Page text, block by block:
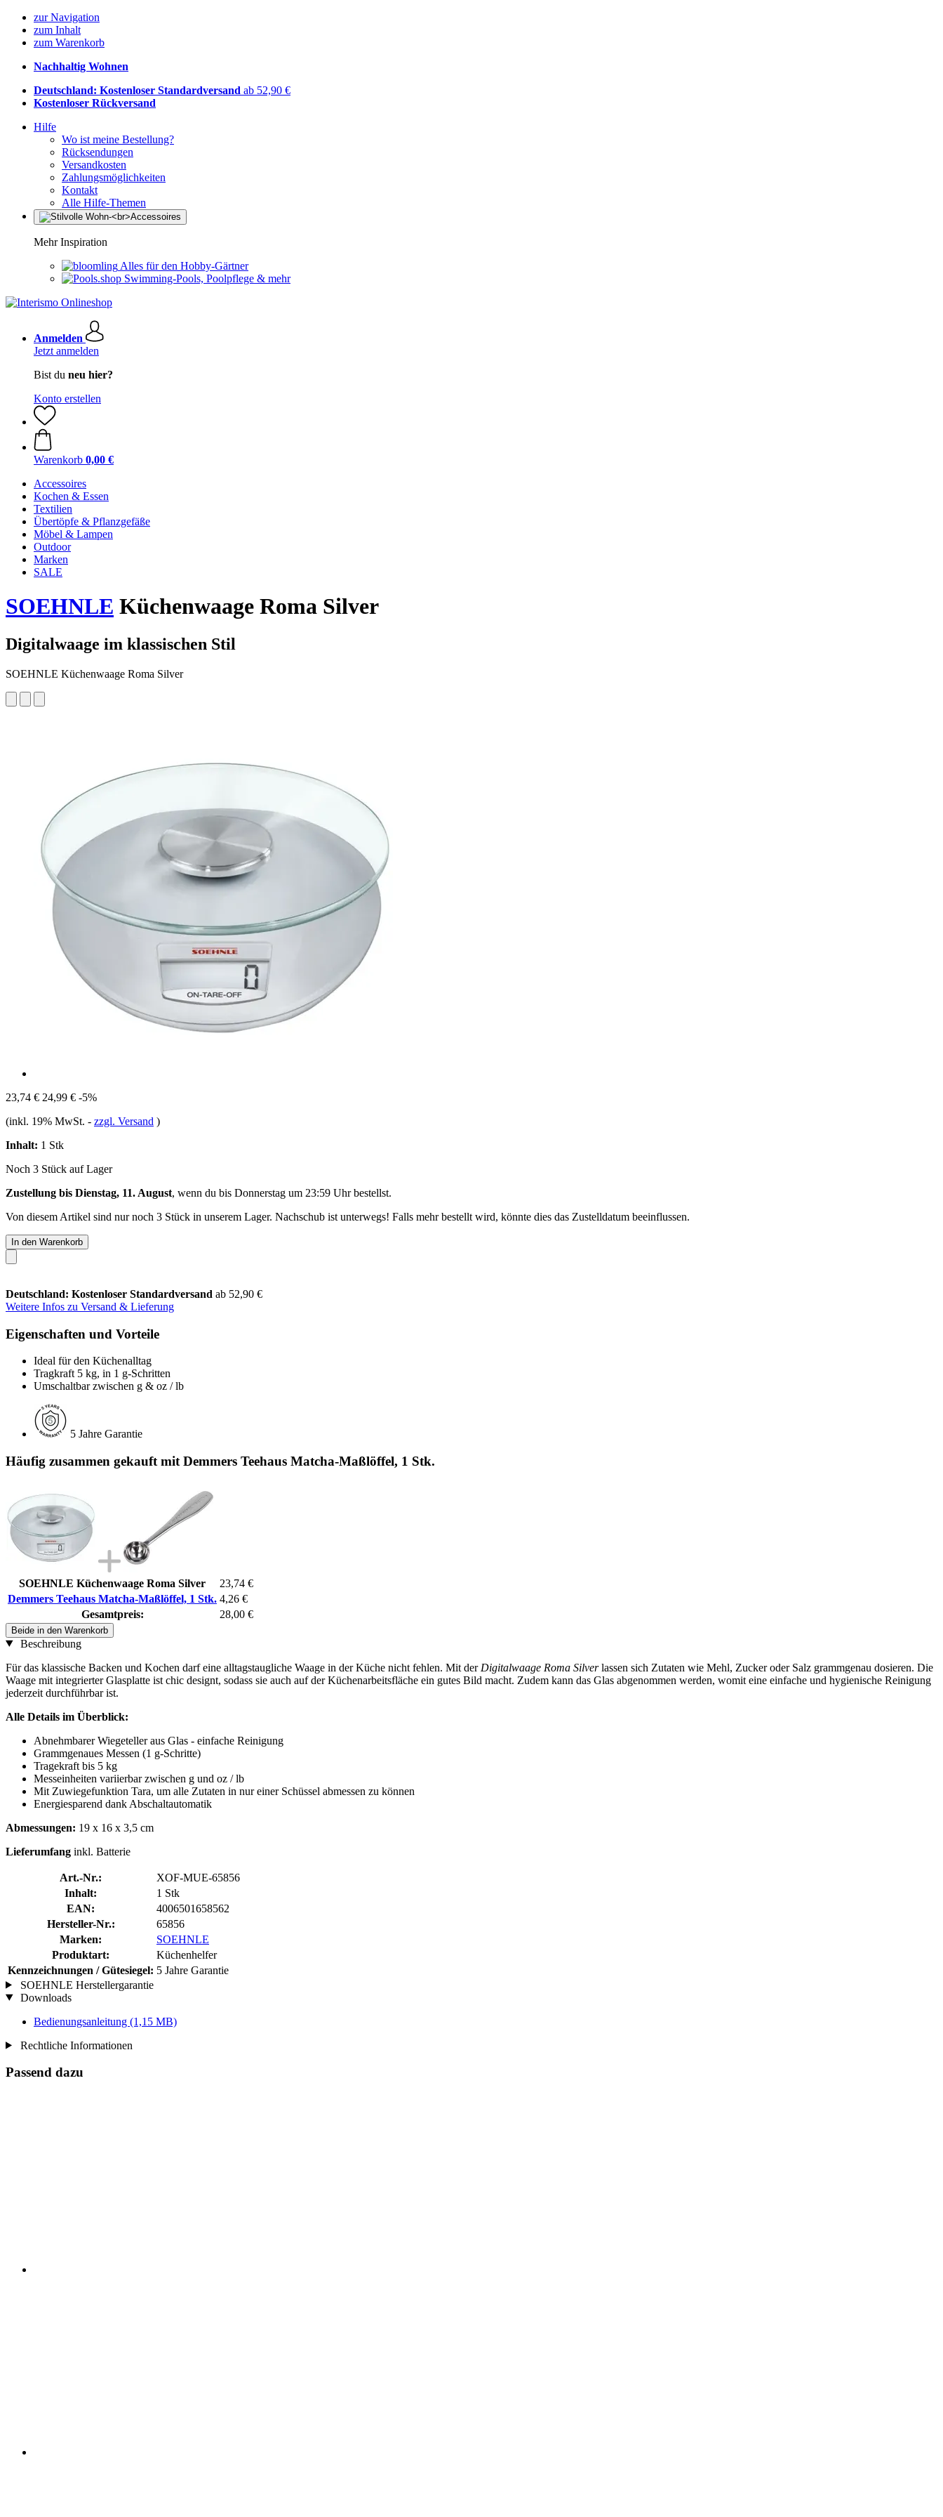
zur Navigation
zum Inhalt
zum Warenkorb
Nachhaltig Wohnen
Deutschland: Kostenloser Standardversand ab 52,90 €
Kostenloser Rückversand
Hilfe
Wo ist meine Bestellung?
Rücksendungen
Versandkosten
Zahlungsmöglichkeiten
Kontakt
Alle Hilfe-Themen
Mehr Inspiration
Alles für den Hobby-Gärtner
Swimming-Pools, Poolpflege & mehr
Anmelden
Jetzt anmelden
Bist du neu hier?
Konto erstellen
Warenkorb 0,00 €
Accessoires
Kochen & Essen
Textilien
Übertöpfe & Pflanzgefäße
Möbel & Lampen
Outdoor
Marken
SALE
SOEHNLE Küchenwaage Roma Silver
Digitalwaage im klassischen Stil
SOEHNLE Küchenwaage Roma Silver
23,74 € 24,99 € -5%
(inkl. 19% MwSt. - zzgl. Versand )
Inhalt: 1 Stk
Noch 3 Stück auf Lager
Zustellung bis Dienstag, 11. August, wenn du bis Donnerstag um 23:59 Uhrbestellst.
Von diesem Artikel sind nur noch 3 Stück in unserem Lager. Nachschub ist unterwegs! Falls mehr bestellt wird, könnte dies das Zustelldatum beeinflussen.
In den Warenkorb
Deutschland: Kostenloser Standardversand ab 52,90 €
Weitere Infos zu Versand & Lieferung
Eigenschaften und Vorteile
Ideal für den Küchenalltag
Tragkraft 5 kg, in 1 g-Schritten
Umschaltbar zwischen g & oz / lb
5 Jahre Garantie
Häufig zusammen gekauft mit Demmers Teehaus Matcha-Maßlöffel, 1 Stk.
SOEHNLE Küchenwaage Roma Silver
23,74 €
Demmers Teehaus Matcha-Maßlöffel, 1 Stk. 4,26 €
Gesamtpreis:
28,00 €
Beide in den Warenkorb
Beschreibung
Für das klassische Backen und Kochen darf eine alltagstaugliche Waage in der Küche nicht fehlen. Mit derDigitalwaage Roma Silverlassen sich Zutaten wie Mehl, Zucker oder Salz grammgenau dosieren. Die
Waage mit integrierter Glasplatte ist chic designt, sodass sie auch auf der Küchenarbeitsfläche ein gutes Bild macht. Zudem kann das Glas abgenommen werden, womit eine einfache und hygienische Reinigung
jederzeit durchführbar ist.
Alle Details im Überblick:
Abnehmbarer Wiegeteller aus Glas - einfache Reinigung
Grammgenaues Messen (1 g-Schritte)
Tragekraft bis 5 kg
Messeinheiten variierbar zwischen g und oz / lb
Mit Zuwiegefunktion Tara, um alle Zutaten in nur einer Schüssel abmessen zu können
Energiesparend dank Abschaltautomatik
Abmessungen: 19 x 16 x 3,5 cm
Lieferumfang inkl. Batterie
Art.-Nr.:
XOF-MUE-65856
Inhalt:
1 Stk
EAN:
4006501658562
Hersteller-Nr.:
65856
Marken:
SOEHNLE
Produktart:
Küchenhelfer
Kennzeichnungen / Gütesiegel: 5 Jahre Garantie
SOEHNLE Herstellergarantie
Downloads
Bedienungsanleitung (1,15 MB)
Rechtliche Informationen
Passend dazu